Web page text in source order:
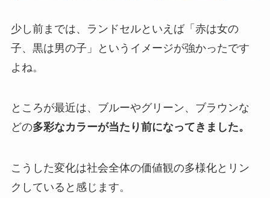
少し前までは、ランドセルといえば「赤は女の
子、黒は男の子」というイメージが強かったです
よね。
ところが最近は、ブルーやグリーン、ブラウンな
どの多彩なカラーが当たり前になってきました。
こうした変化は社会全体の価値観の多様化とリン
クしていると感じます。